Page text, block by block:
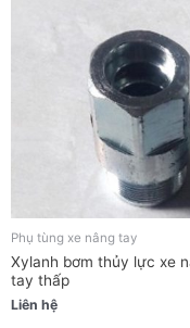
Phụ tùng xe nâng tay
Xylanh bơm thủy lực xe
tay thấp
Liên hệ